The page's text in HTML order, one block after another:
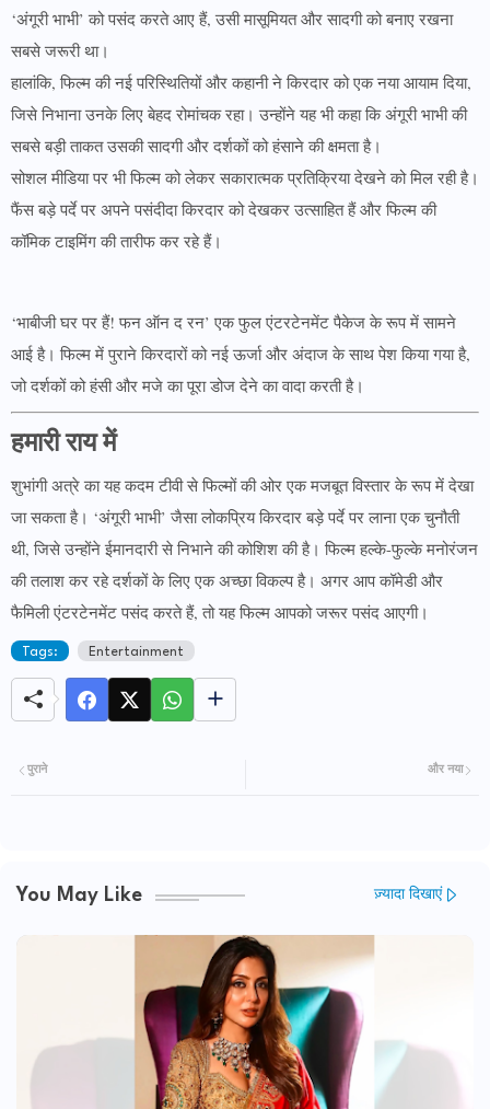
‘अंगूरी भाभी’ को पसंद करते आए हैं, उसी मासूमियत और सादगी को बनाए रखना
सबसे जरूरी था।
हालांकि, फिल्म की नई परिस्थितियों और कहानी ने किरदार को एक नया आयाम दिया,
जिसे निभाना उनके लिए बेहद रोमांचक रहा। उन्होंने यह भी कहा कि अंगूरी भाभी की
सबसे बड़ी ताकत उसकी सादगी और दर्शकों को हंसाने की क्षमता है।
सोशल मीडिया पर भी फिल्म को लेकर सकारात्मक प्रतिक्रिया देखने को मिल रही है।
फैंस बड़े पर्दे पर अपने पसंदीदा किरदार को देखकर उत्साहित हैं और फिल्म की
कॉमिक टाइमिंग की तारीफ कर रहे हैं।
‘भाबीजी घर पर हैं! फन ऑन द रन’ एक फुल एंटरटेनमेंट पैकेज के रूप में सामने
आई है। फिल्म में पुराने किरदारों को नई ऊर्जा और अंदाज के साथ पेश किया गया है,
जो दर्शकों को हंसी और मजे का पूरा डोज देने का वादा करती है।
हमारी राय में
शुभांगी अत्रे का यह कदम टीवी से फिल्मों की ओर एक मजबूत विस्तार के रूप में देखा
जा सकता है। ‘अंगूरी भाभी’ जैसा लोकप्रिय किरदार बड़े पर्दे पर लाना एक चुनौती
थी, जिसे उन्होंने ईमानदारी से निभाने की कोशिश की है। फिल्म हल्के-फुल्के मनोरंजन
की तलाश कर रहे दर्शकों के लिए एक अच्छा विकल्प है। अगर आप कॉमेडी और
फैमिली एंटरटेनमेंट पसंद करते हैं, तो यह फिल्म आपको जरूर पसंद आएगी।
Tags: Entertainment
और नया
पुराने
You May Like ज़्यादा दिखाएं